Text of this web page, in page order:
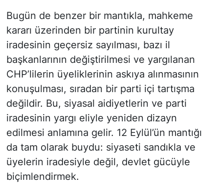
Bugün de benzer bir mantıkla, mahkeme
kararı üzerinden bir partinin kurultay
iradesinin geçersiz sayılması, bazı il
başkanlarının değiştirilmesi ve yargılanan
CHP’lilerin üyeliklerinin askıya alınmasının
konuşulması, sıradan bir parti içi tartışma
değildir. Bu, siyasal aidiyetlerin ve parti
iradesinin yargı eliyle yeniden dizayn
edilmesi anlamına gelir. 12 Eylül’ün mantığı
da tam olarak buydu: siyaseti sandıkla ve
üyelerin iradesiyle değil, devlet gücüyle
biçimlendirmek.